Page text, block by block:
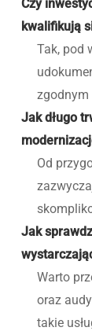
Czy
kwalifikują
Tak, pod
zgodnym
Jak długo
Od
Jak
Warto
oraz
takie